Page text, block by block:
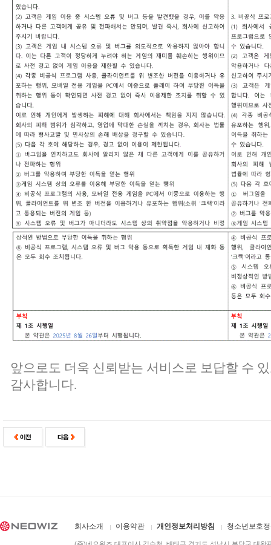
앞으로도 더욱 신뢰받는 서비스로 보답할 수
감사합니다.
회사소개 이용약관 개인정보처리방침 청소년보호